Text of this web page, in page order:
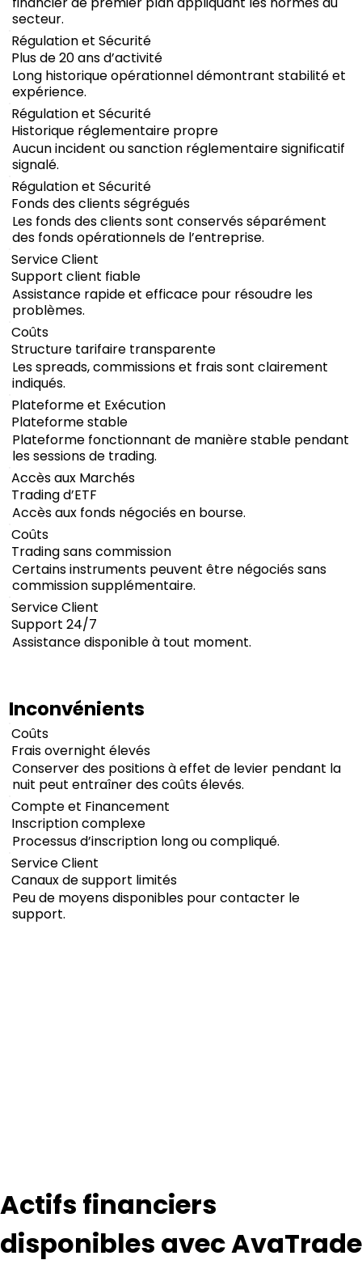
secteur.
Régulation et Sécurité
Plus de 20 ans d’activité
Long historique opérationnel démontrant stabilité et
expérience.
Régulation et Sécurité
Historique réglementaire propre
Aucun incident ou sanction réglementaire significatif
signalé.
Régulation et Sécurité
Fonds des clients ségrégués
Les fonds des clients sont conservés séparément
des fonds opérationnels de l’entreprise.
Service Client
Support client fiable
Assistance rapide et efficace pour résoudre les
problèmes.
Coûts
Structure tarifaire transparente
Les spreads, commissions et frais sont clairement
indiqués.
Plateforme et Exécution
Plateforme stable
Plateforme fonctionnant de manière stable pendant
les sessions de trading.
Accès aux Marchés
Trading d’ETF
Accès aux fonds négociés en bourse.
Coûts
Trading sans commission
Certains instruments peuvent être négociés sans
commission supplémentaire.
Service Client
Support 24/7
Assistance disponible à tout moment.
Inconvénients
Coûts
Frais overnight élevés
Conserver des positions à effet de levier pendant la
nuit peut entraîner des coûts élevés.
Compte et Financement
Inscription complexe
Processus d’inscription long ou compliqué.
Service Client
Canaux de support limités
Peu de moyens disponibles pour contacter le
support.
Actifs financiers
disponibles avec AvaTrade